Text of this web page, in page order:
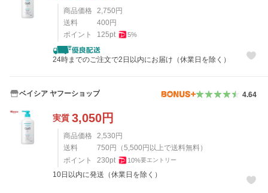
商品価格 2,750 円
送料
400 円
ポイント
125pt 5%
24時までのご注文で2日以内にお届け（休業日を除く）
ベイシア ヤフーショップ 4.64
実質 3,050円
商品価格 2,530円
送料
750円 （5,500円以上で送料無料）
ポイント
230pt 10%要エントリー
10日以内に発送（休業日を除く）